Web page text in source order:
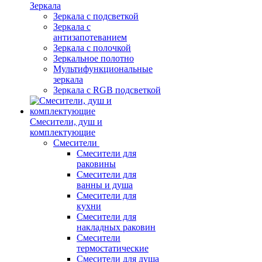
Зеркала
Зеркала с подсветкой
Зеркала с
антизапотеванием
Зеркала с полочкой
Зеркальное полотно
Мультифункциональные
зеркала
Зеркала c RGB подсветкой
Смесители, душ и
комплектующие
Смесители
Смесители для
раковины
Смесители для
ванны и душа
Смесители для
кухни
Смесители для
накладных раковин
Смесители
термостатические
Смесители для душа